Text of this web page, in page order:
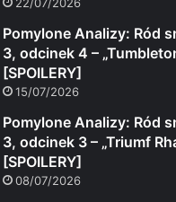
Pomylone Analizy: Ród
3, odcinek 4 –
[SPOILERY]
15/07/2026
Pomylone Analizy: Ród
3, odcinek 3 – „Triumf
[SPOILERY]
08/07/2026